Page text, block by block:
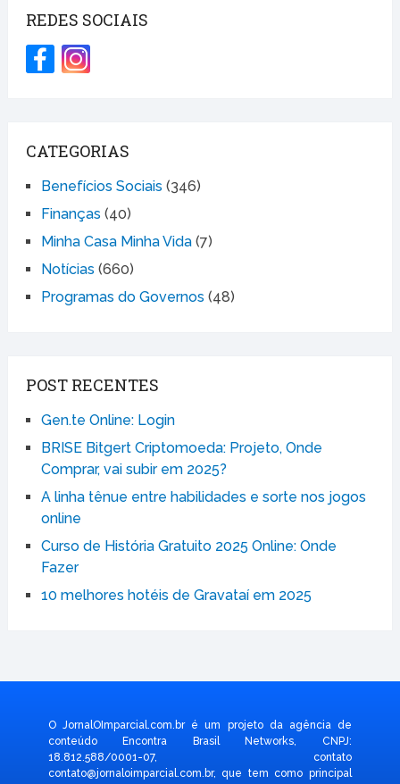
REDES SOCIAIS
CATEGORIAS
Benefícios Sociais (346)
Finanças (40)
Minha Casa Minha Vida(7)
Notícias (660)
Programas do Governos (48)
POST RECENTES
Gen.te Online: Login
BRISE Bitgert Criptomoeda: Projeto, Onde
Comprar, vai subir em 2025?
A linha tênue entre habilidades e sorte nos jogos
online
Curso de História Gratuito 2025 Online: Onde
Fazer
10 melhores hotéis de Gravataí em 2025
O JornalOImparcial.com.br é um projeto da agência de
conteúdo Encontra Brasil Networks, CNPJ:
18.812.588/0001-07, contato
contato@jornaloimparcial.com.br, que tem como principal